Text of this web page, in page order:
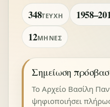
348ΤΕΎΧΗ
12ΜΉΝΕΣ
Σημείωση
Το Αρχείο Βασίλη
ψηφιοποιήσει